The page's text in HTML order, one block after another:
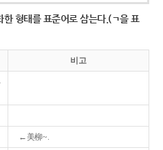
한 형태를 표준어로 삼는다.(ㄱ을 표
비고
←美柳~.